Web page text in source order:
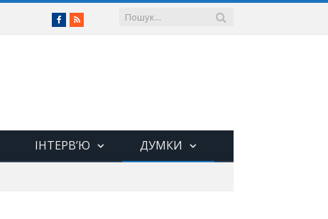
Facebook
RSS
ІНТЕРВ’Ю ДУМКИ